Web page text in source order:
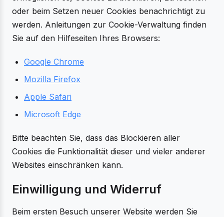
oder beim Setzen neuer Cookies benachrichtigt zu
werden. Anleitungen zur Cookie-Verwaltung finden
Sie auf den Hilfeseiten Ihres Browsers:
Google Chrome
Mozilla Firefox
Apple Safari
Microsoft Edge
Bitte beachten Sie, dass das Blockieren aller
Cookies die Funktionalität dieser und vieler anderer
Websites einschränken kann.
Einwilligung und Widerruf
Beim ersten Besuch unserer Website werden Sie